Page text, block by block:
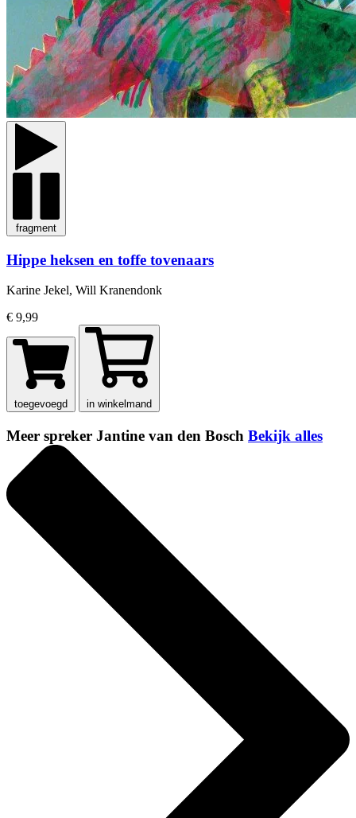
fragment
Hippe heksen en toffe tovenaars
Karine Jekel, Will Kranendonk
€ 9,99
toegevoegd in winkelmand
Meer spreker Jantine van den Bosch Bekijk alles